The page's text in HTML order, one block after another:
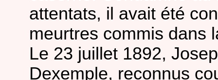
attentats, il avait été
meurtres commis dans
Le 23 juillet 1892,
Dexemple, reconnus